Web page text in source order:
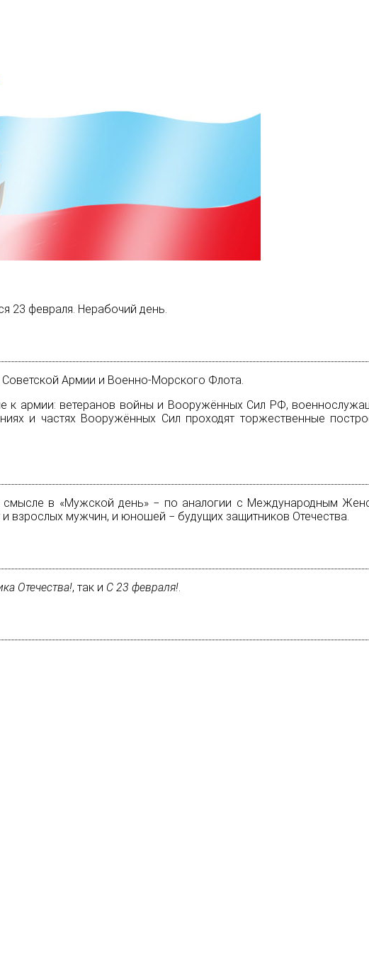
23 февраля. Нерабочий день.
Советской Армии и Военно-Морского Флота.
к армии: ветеранов войны и Вооружённых Сил РФ,
и частях Вооружённых Сил проходят торжественные
в «Мужской день» − по аналогии с Международным
взрослых мужчин, и юношей − будущих защитников Отечества.
Отечества!, так и С 23 февраля!.